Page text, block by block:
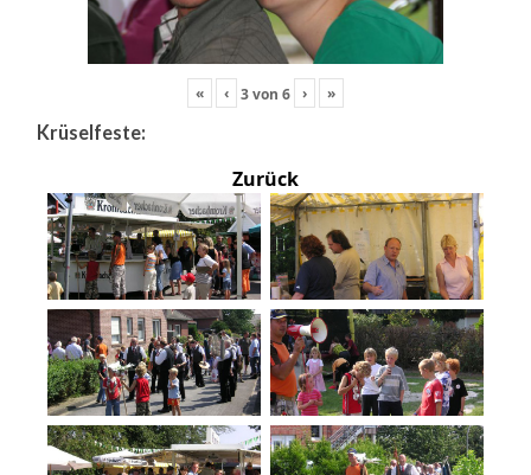
« ‹ 3von 6 › »
Krüselfeste:
Zurück